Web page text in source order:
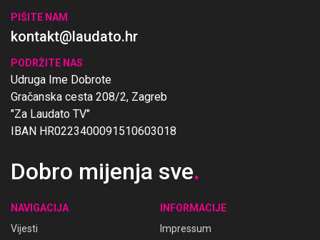
PIŠITE NAM
kontakt@laudato.hr
PODRŽITE NAS
Udruga Ime Dobrote
Gračanska cesta 208/2, Zagreb
"Za Laudato TV"
IBAN HR0223400091510603018
Dobro mijenja sve.
NAVIGACIJA
Vijesti
INFORMACIJE
Impressum